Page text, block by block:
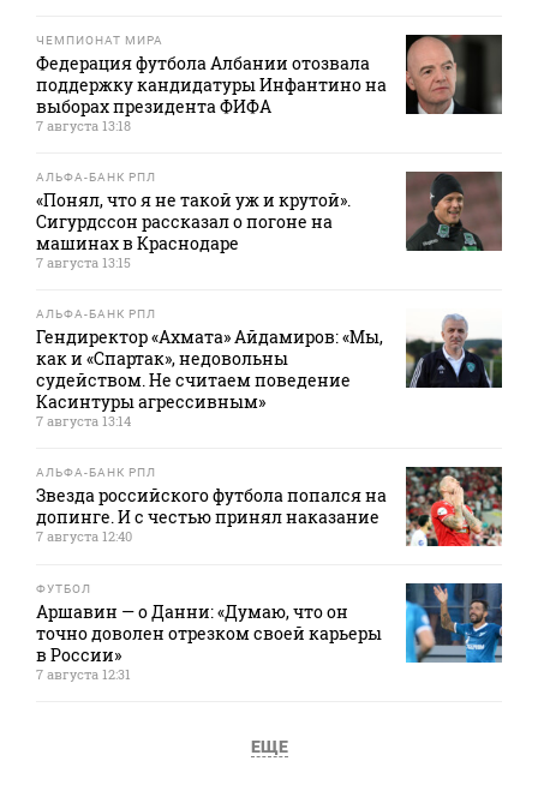
ЧЕМПИОНАТ МИРА
Федерация футбола Албании отозвала
поддержку кандидатуры Инфантино на
выборах президента ФИФА
7 августа 13:18
АЛЬФА-БАНК РПЛ
«Понял, что я не такой уж и крутой».
Сигурдссон рассказал о погоне на
машинах в Краснодаре
7 августа 13:15
АЛЬФА-БАНК РПЛ
Гендиректор «Ахмата» Айдамиров: «Мы,
как и «Спартак», недовольны
судейством. Не считаем поведение
Касинтуры агрессивным»
7 августа 13:14
АЛЬФА-БАНК РПЛ
Звезда российского футбола попался на
допинге. И с честью принял наказание
7 августа 12:40
ФУТБОЛ
Аршавин — о Данни: «Думаю, что он
точно доволен отрезком своей карьеры
в России»
7 августа 12:31
ЕЩЕ